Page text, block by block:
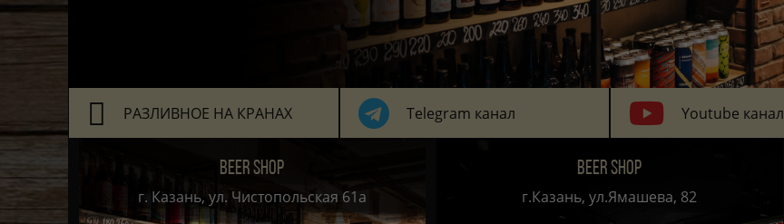
РАЗЛИВНОЕ НА КРАНАХ Telegram канал Youtube канал
BEER SHOP
г. Казань, ул. Чистопольская 61а
BEER SHOP
г.Казань, ул.Ямашева, 82